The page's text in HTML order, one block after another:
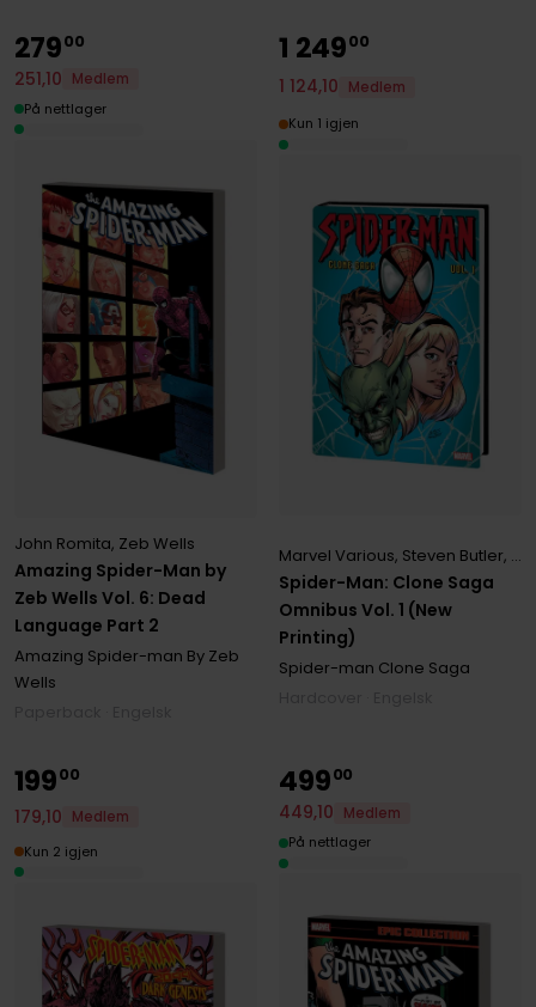
Amazing Spider-Man by
Zeb Wells Vol. 6: Dead
Language Part 2
John Romita, Zeb Wells
Amazing Spider-man By Zeb
Wells
27900
251,10
Medlem
På nettlager
Spider-Man: Clone Saga
Omnibus Vol. 1 (New
Printing)
Marvel Various, Steven Butler,
Spider-man Clone Saga
1 24900
1 124,10
Medlem
Kun 1 igjen
19900
179,10
Medlem
Kun 2 igjen
49900
449,10
Medlem
På nettlager